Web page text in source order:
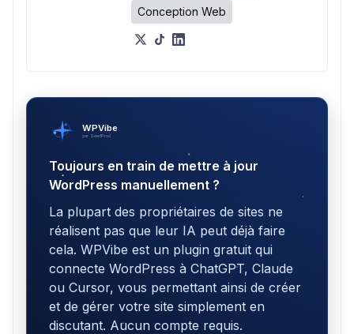
Conception Web
WPVibe
par SeedProd
Toujours en train de mettre à jour
WordPress manuellement ?
La plupart des propriétaires de sites ne
réalisent pas que leur IA peut déjà faire
cela. WPVibe est un plugin gratuit qui
connecte WordPress à ChatGPT, Claude
ou Cursor, vous permettant ainsi de créer
et de gérer votre site simplement en
discutant. Aucun compte requis.